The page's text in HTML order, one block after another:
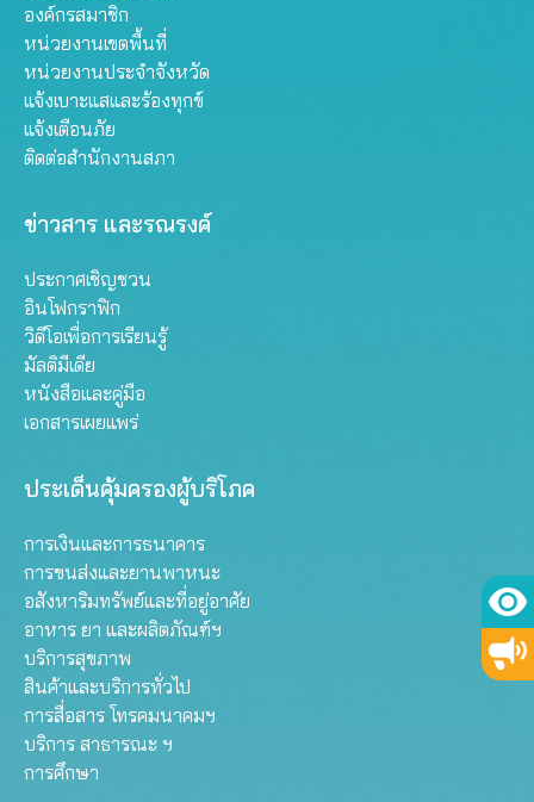
องค์กรสมาชิก
หน่วยงานเขตพื้นที่
หน่วยงานประจำจังหวัด
แจ้งเบาะแสและร้องทุกข์
แจ้งเตือนภัย
ติดต่อสำนักงานสภา
ข่าวสาร และรณรงค์
ประกาศเชิญชวน
อินโฟกราฟิก
วิดีโอเพื่อการเรียนรู้
มัลติมีเดีย
หนังสือและคู่มือ
เอกสารเผยแพร่
ประเด็นคุ้มครองผู้บริโภค
การเงินและการธนาคาร
การขนส่งและยานพาหนะ
อสังหาริมทรัพย์และที่อยู่อาศัย
อาหาร ยา และผลิตภัณฑ์ฯ
บริการสุขภาพ
สินค้าและบริการทั่วไป
การสื่อสาร โทรคมนาคมฯ
บริการ สาธารณะ ฯ
การศึกษา